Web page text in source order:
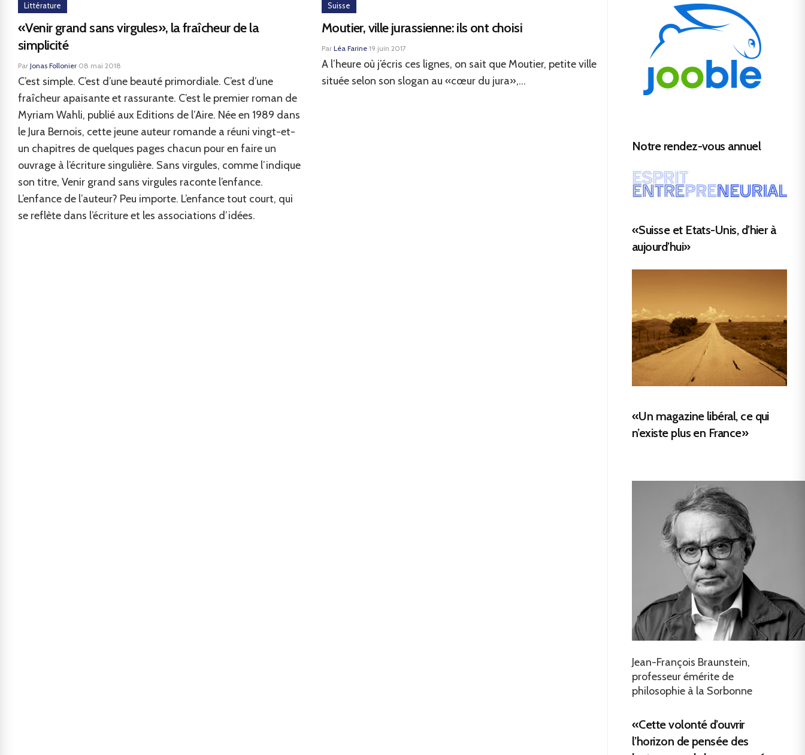
Littérature
«Venir grand sans virgules», la fraîcheur de la
simplicité
Par Jonas Follonier·08 mai 2018
C’est simple. C’est d’une beauté primordiale. C’est d’une
fraîcheur apaisante et rassurante. C’est le premier roman de
Myriam Wahli, publié aux Editions de l’Aire. Née en 1989 dans
le Jura Bernois, cette jeune auteur romande a réuni vingt-et-
un chapitres de quelques pages chacun pour en faire un
ouvrage à l’écriture singulière. Sans virgules, comme l’indique
son titre, Venir grand sans virgules raconte l’enfance.
L’enfance de l’auteur? Peu importe. L’enfance tout court, qui
se reflète dans l’écriture et les associations d’idées.
Suisse
Moutier, ville jurassienne: ils ont choisi
Par Léa Farine·19 juin 2017
A l’heure où j’écris ces lignes, on sait que Moutier, petite ville
située selon son slogan au «cœur du jura»,...
Notre rendez-vous annuel
«Suisse et Etats-Unis, d’hier à
aujourd’hui»
«Un magazine libéral, ce qui
n’existe plus en France»
Jean-François Braunstein,
professeur émérite de
philosophie à la Sorbonne
«Cette volonté d’ouvrir
l’horizon de pensée des